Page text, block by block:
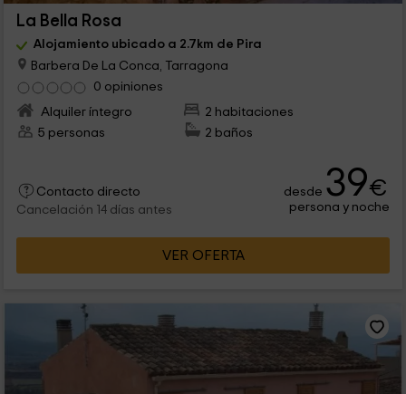
La Bella Rosa
Alojamiento ubicado a 2.7km de Pira
Barbera De La Conca, Tarragona
0 opiniones
Alquiler íntegro
2 habitaciones
5 personas
2 baños
Contacto directo
Cancelación 14 días antes
desde 39€
persona y noche
VER OFERTA